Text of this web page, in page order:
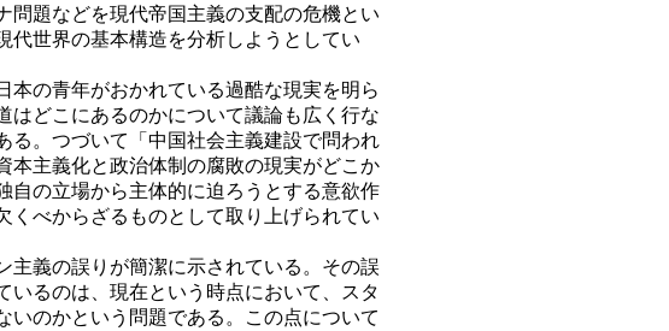
問題などを現代帝国主義の支配の危機とい
代世界の基本構造を分析しようとしてい
の青年がおかれている過酷な現実を明ら
はどこにあるのかについて議論も広く行な
る。つづいて「中国社会主義建設で問われ
本主義化と政治体制の腐敗の現実がどこか
自の立場から主体的に迫ろうとする意欲作
くべからざるものとして取り上げられてい
義の誤りが簡潔に示されている。その誤
いるのは、現在という時点において、スタ
いのかという問題である。この点について